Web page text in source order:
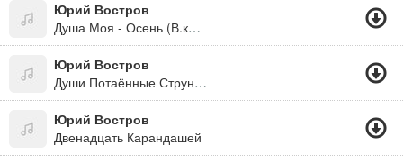
Юрий Востров
Душа Моя - Осень (В.коваленко)
Юрий Востров
Души Потаённые Струны (М.шульман)
Юрий Востров
Двенадцать Карандашей